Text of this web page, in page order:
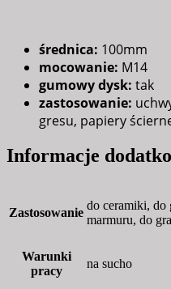
średnica: 100mm
mocowanie: M14
gumowy dysk: tak
zastosowanie:
gresu, papiery
Informacje
Zastosowanie
do ceramiki, do
marmuru, do
Warunki
pracy
na sucho